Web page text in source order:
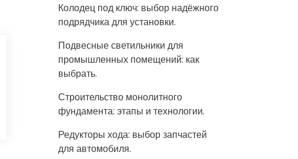
Колодец под ключ: выбор надёжного
подрядчика для установки.
Подвесные светильники для
промышленных помещений: как
выбрать.
Строительство монолитного
фундамента: этапы и технологии.
Редукторы хода: выбор запчастей
для автомобиля.